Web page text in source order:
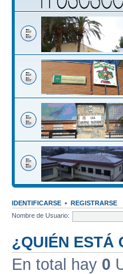
IDENTIFICARSE • REGISTRARSE
Nombre de Usuario:
¿QUIÉN ESTÁ
En total hay 0